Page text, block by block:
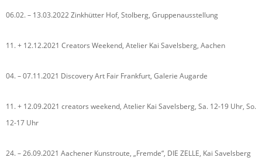
06.02. – 13.03.2022 Zinkhütter Hof, Stolberg, Gruppenausstellung
11. + 12.12.2021 Creators Weekend, Atelier Kai Savelsberg, Aachen
04. – 07.11.2021 Discovery Art Fair Frankfurt, Galerie Augarde
11. + 12.09.2021 creators weekend, Atelier Kai Savelsberg, Sa. 12-19 Uhr, So.
12-17 Uhr
24. – 26.09.2021 Aachener Kunstroute, „Fremde“, DIE ZELLE, Kai Savelsberg